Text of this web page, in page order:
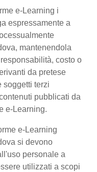
e-Learning i
espressamente a
mantenendola
costo o
da pretese
soggetti terzi
pubblicati da
e-Learning.
e-Learning
si devono
personale a
utilizzati a scopi